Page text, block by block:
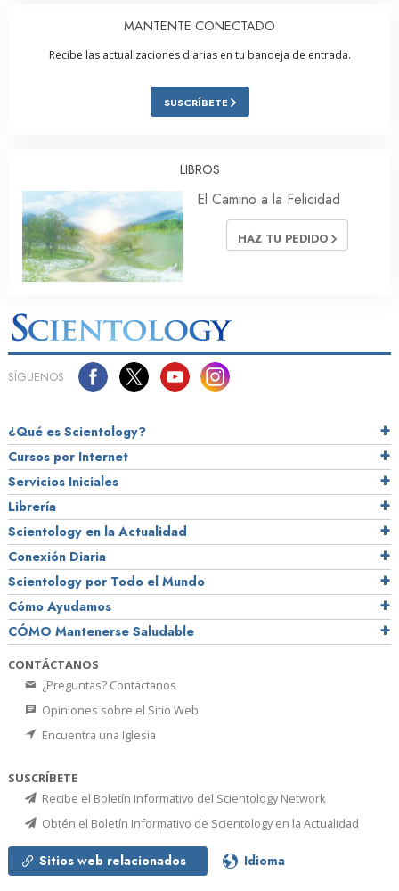
MANTENTE CONECTADO
Recibe las actualizaciones diarias en tu bandeja de entrada.
SUSCRÍBETE
LIBROS
El Camino a la Felicidad
HAZ TU PEDIDO
SÍGUENOS
¿Qué es Scientology?
Cursos por Internet
Servicios Iniciales
Librería
Scientology en la Actualidad
Conexión Diaria
Scientology por Todo el Mundo
Cómo Ayudamos
CÓMO Mantenerse Saludable
CONTÁCTANOS
¿Preguntas? Contáctanos
Opiniones sobre el Sitio Web
Encuentra una Iglesia
SUSCRÍBETE
Recibe el Boletín Informativo del Scientology Network
Obtén el Boletín Informativo de Scientology en la Actualidad
Sitios web relacionados Idioma